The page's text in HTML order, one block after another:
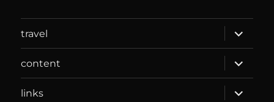
travel
expand
child
menu
content
expand
child
menu
links
expand
child